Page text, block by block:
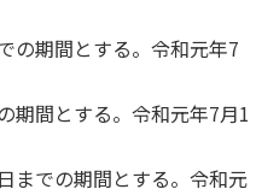
期間とする。令和元年7
間とする。令和元年7月1
での期間とする。令和元